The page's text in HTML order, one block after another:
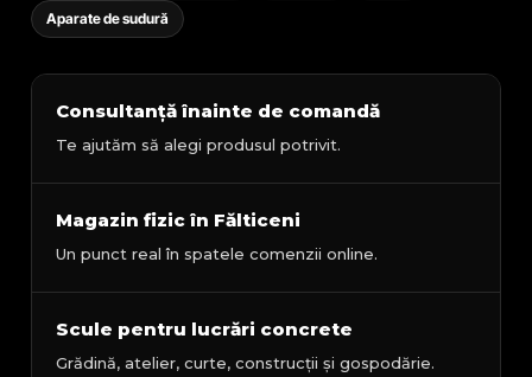
Aparate de sudură
Consultanță înainte de comandă
Te ajutăm să alegi produsul potrivit.
Magazin fizic în Fălticeni
Un punct real în spatele comenzii online.
Scule pentru lucrări concrete
Grădină, atelier, curte, construcții și gospodărie.